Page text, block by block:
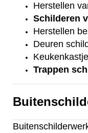
Herstellen
Schilderen
Herstellen
Deuren
Trappen